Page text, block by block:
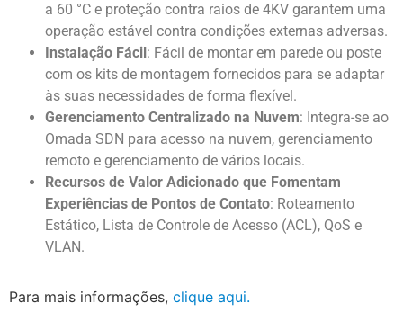
a 60 °C e proteção contra raios de 4KV garantem uma
operação estável contra condições externas adversas.
Instalação Fácil : Fácil de montar em parede ou poste
com os kits de montagem fornecidos para se adaptar
às suas necessidades de forma flexível.
Gerenciamento Centralizado na Nuvem: Integra-se ao
Omada SDN para acesso na nuvem, gerenciamento
remoto e gerenciamento de vários locais.
Recursos de Valor Adicionado que Fomentam
Experiências de Pontos de Contato: Roteamento
Estático, Lista de Controle de Acesso (ACL), QoS e
VLAN.
Para mais informações, clique aqui.